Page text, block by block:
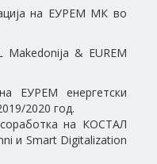
на ЕУРЕМ МК во
Makedonija & EUREM
ЕУРЕМ енергетски
2020 год.
на КОСТАЛ
и Smart Digitalization